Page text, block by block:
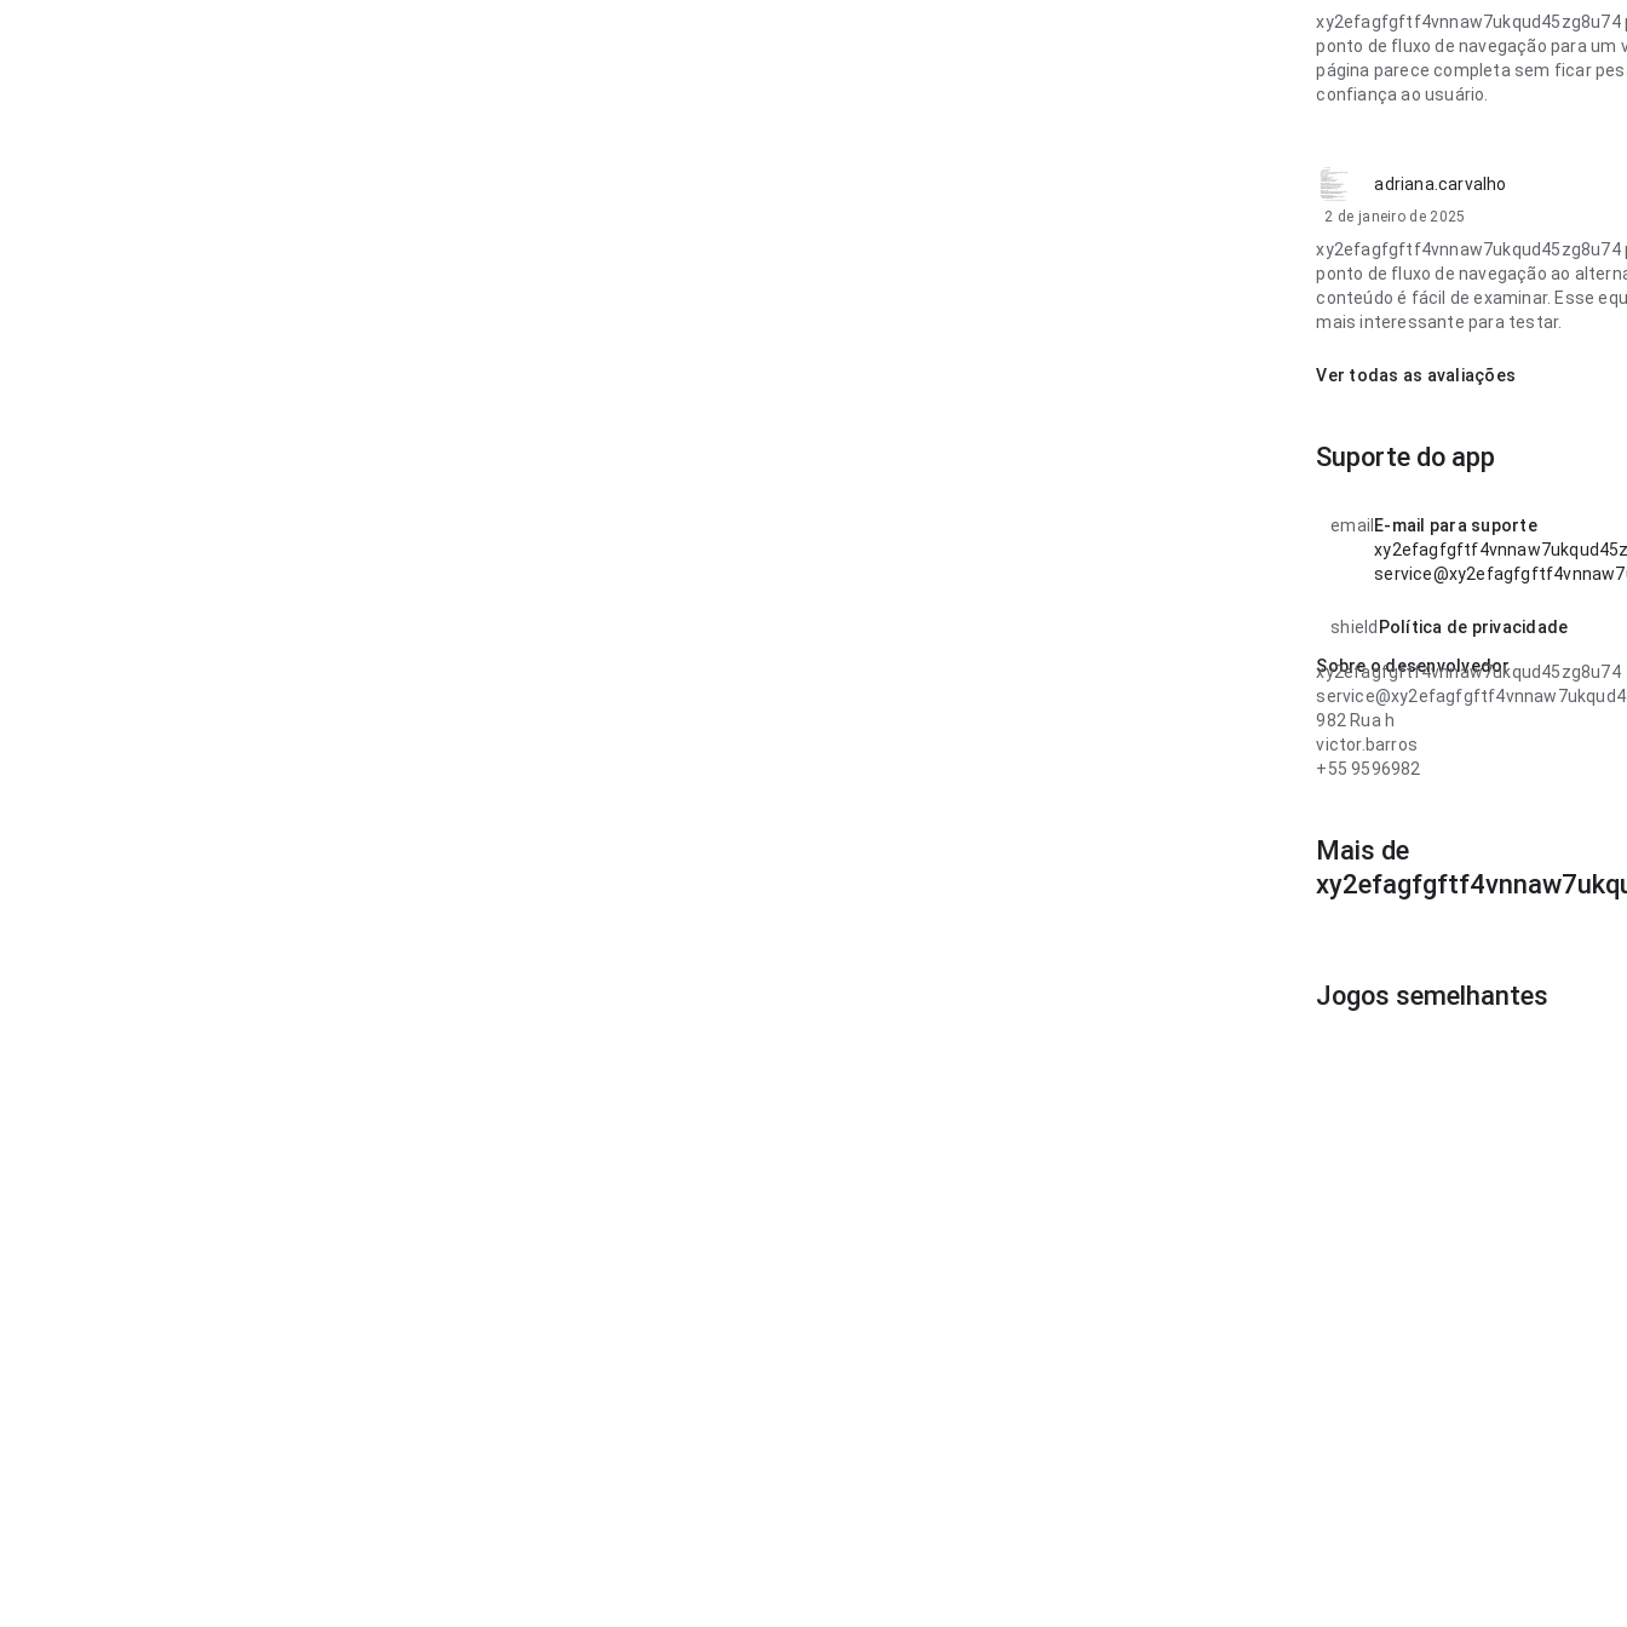
xy2efagfgftf4vnnaw7ukqud45zg8u74
ponto de fluxo de navegação para um
página parece completa sem ficar
confiança ao usuário.
adriana.carvalho
2 de janeiro de 2025
xy2efagfgftf4vnnaw7ukqud45zg8u74
ponto de fluxo de navegação ao
conteúdo é fácil de examinar. Esse
mais interessante para testar.
Ver todas as avaliações
Suporte do app
email E-mail para suporte
shield Política de privacidade
Sobre o desenvolvedor
xy2efagfgftf4vnnaw7ukqud45zg8u74
982 Rua h
victor.barros
+55 9596982
Mais de
Jogos semelhantes